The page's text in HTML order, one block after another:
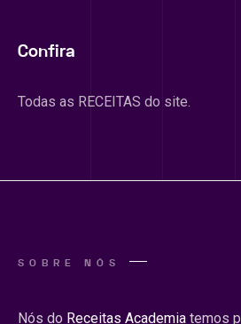
Confira
Todas as RECEITAS do site.
SOBRE NÓS
Nós do Receitas Academia temos